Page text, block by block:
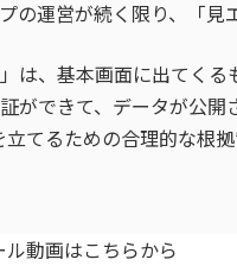
の運営が続く限り、「見
は、基本画面に出てく
ができて、データが公開
立てるための合理的な根
ル動画はこちらから